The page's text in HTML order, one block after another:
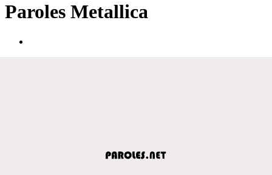
Paroles Metallica